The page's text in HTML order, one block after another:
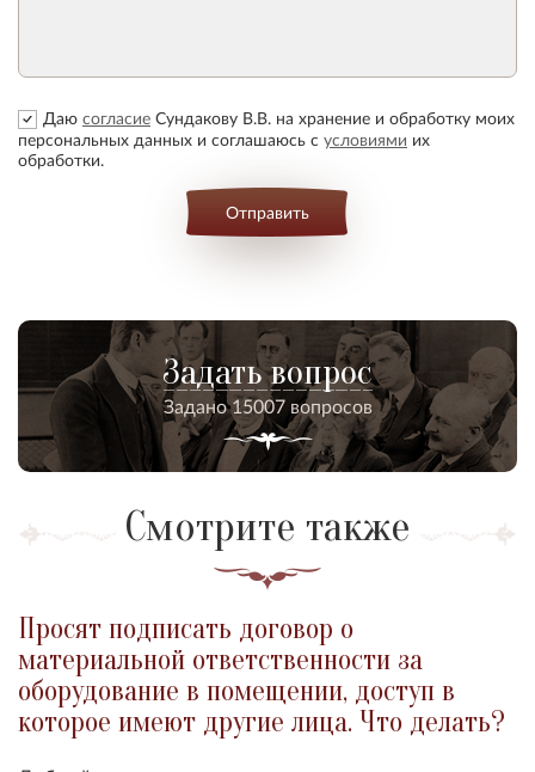
Даю согласие Сундакову В.В. на хранение и обработку моих
персональных данных и соглашаюсь с условиями их
обработки.
Отправить
Задать вопрос
Задано 15007 вопросов
Смотрите также
Просят подписать договор о
материальной ответственности за
оборудование в помещении, доступ в
которое имеют другие лица. Что делать?